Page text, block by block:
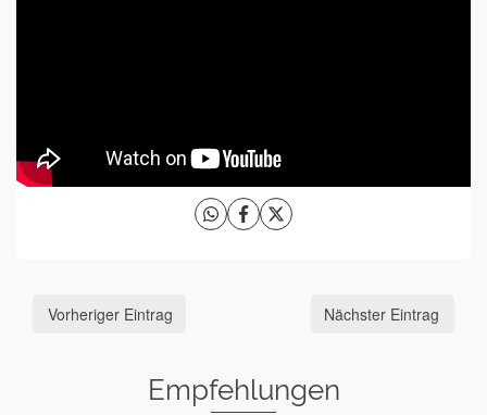
Vorheriger Eintrag Nächster Eintrag
Empfehlungen